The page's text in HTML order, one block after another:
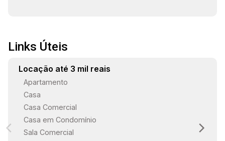
Links Úteis
Locação até 3 mil reais
Apartamento
Casa
Casa Comercial
Casa em Condomínio
Sala Comercial